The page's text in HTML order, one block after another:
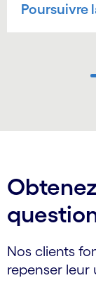
Poursuivre
Nos clients
repenser leur